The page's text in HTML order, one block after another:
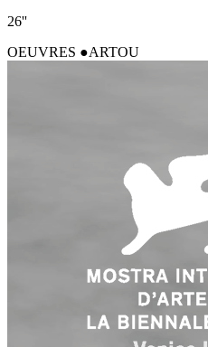
26''
OEUVRES
ARTOU